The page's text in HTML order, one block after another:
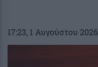
17:23, 1 Αυγούστου 2026